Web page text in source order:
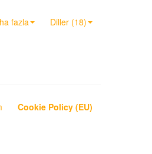
fazla Diller (18)
Cookie Policy (EU)